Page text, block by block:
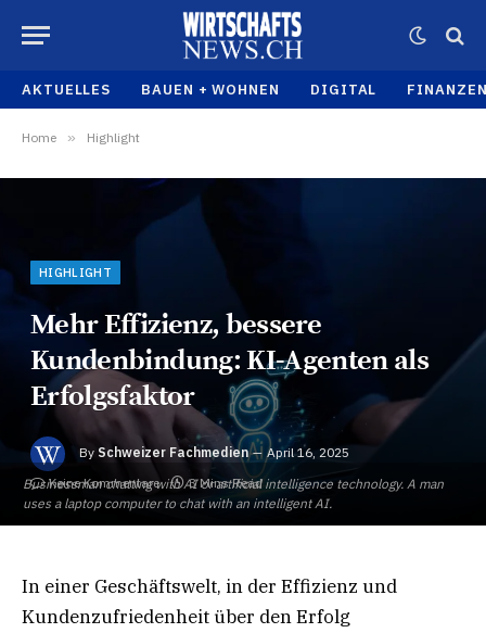
AKTUELLES BAUEN + WOHNEN DIGITAL
Home » Highlight
Businessman chatting with AI or artificial intelligence technology. A man
uses a laptop computer to chat with an intelligent AI.
HIGHLIGHT
Mehr Effizienz, bessere
Kundenbindung: KI-Agenten als
Erfolgsfaktor
By Schweizer Fachmedien
April 16, 2025
Keine Kommentare
3 Mins Read
In einer Geschäftswelt, in der Effizienz und
Kundenzufriedenheit über den Erfolg